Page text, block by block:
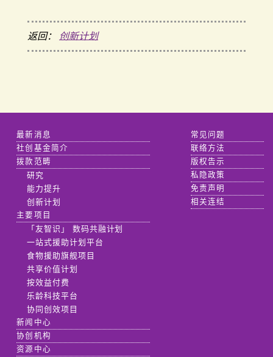
返回： 创新计划
最新消息
社创基金简介
拨款范畴
研究
能力提升
创新计划
主要项目
「友智识」 数码共融计划
一站式援助计划平台
食物援助旗舰项目
共享价值计划
按效益付费
乐龄科技平台
协同创效项目
新闻中心
协创机构
资源中心
常见问题
联络方法
版权告示
私隐政策
免责声明
相关连结